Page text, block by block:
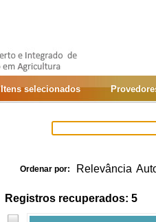
Itens selecionados
Ordenar por: Relevância
Registros recuperados: 5